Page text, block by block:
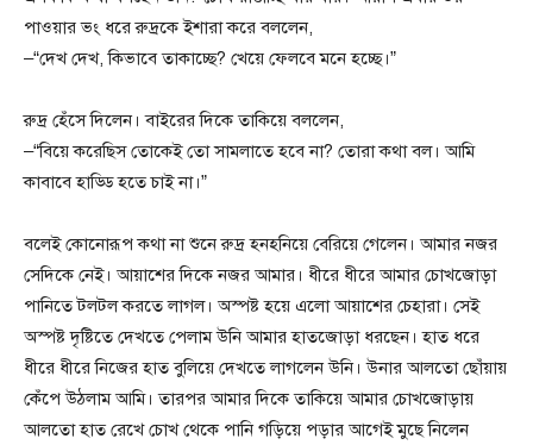
পাওয়ার ভং ধরে রুদ্রকে ইশারা করে বললেন,
–“দেখ দেখ, কিভাবে তাকাচ্ছে? খেয়ে ফেলবে মনে হচ্ছে।”
রুদ্র হেঁসে দিলেন। বাইরের দিকে তাকিয়ে বললেন,
–“বিয়ে করেছিস তোকেই তো সামলাতে হবে না? তোরা কথা বল। আমি
কাবাবে হাড্ডি হতে চাই না।”
বলেই কোনোরূপ কথা না শুনে রুদ্র হনহনিয়ে বেরিয়ে গেলেন। আমার নজর
সেদিকে নেই। আয়াশের দিকে নজর আমার। ধীরে ধীরে আমার চোখজোড়া
পানিতে টলটল করতে লাগল। অস্পষ্ট হয়ে এলো আয়াশের চেহারা। সেই
অস্পষ্ট দৃষ্টিতে দেখতে পেলাম উনি আমার হাতজোড়া ধরছেন। হাত ধরে
ধীরে ধীরে নিজের হাত বুলিয়ে দেখতে লাগলেন উনি। উনার আলতো ছোঁয়ায়
কেঁপে উঠলাম আমি। তারপর আমার দিকে তাকিয়ে আমার চোখজোড়ায়
আলতো হাত রেখে চোখ থেকে পানি গড়িয়ে পড়ার আগেই মুছে নিলেন